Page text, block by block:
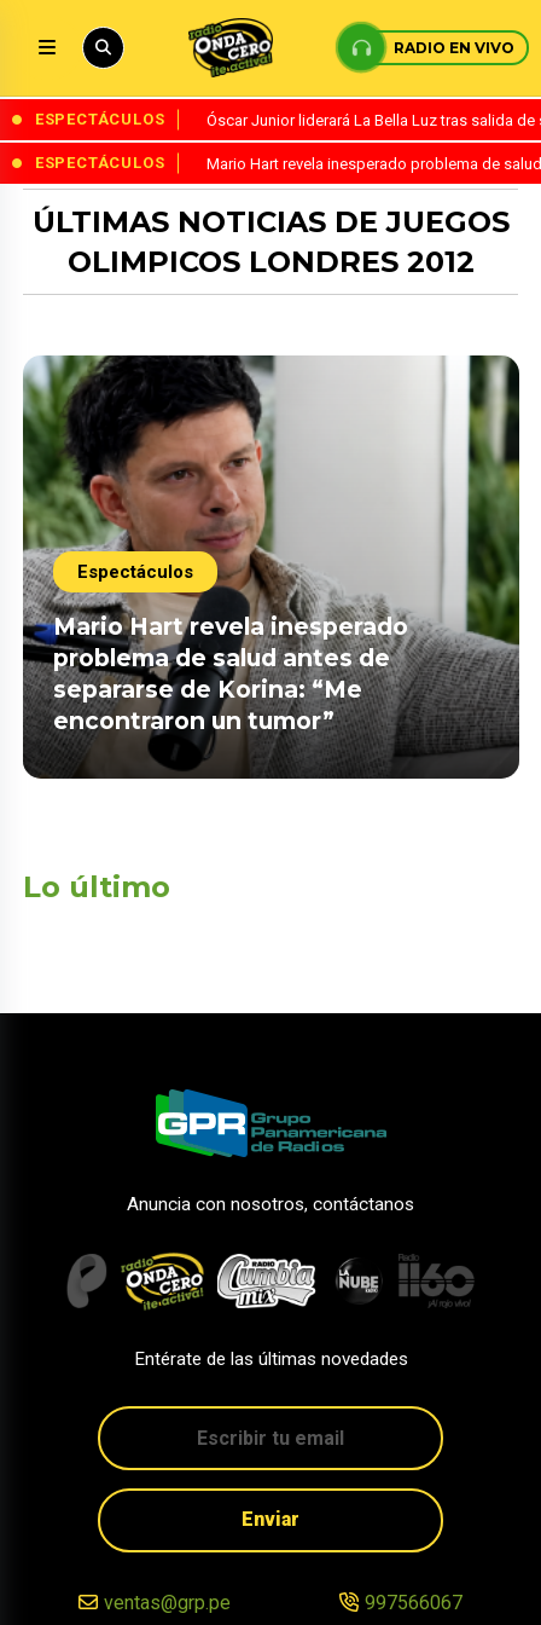
RADIO EN VIVO
ESPECTÁCULOS Óscar Junior liderará La Bella Luz tras salida
ESPECTÁCULOS Mario Hart revela inesperado problema de
ÚLTIMAS NOTICIAS DE JUEGOS
OLIMPICOS LONDRES 2012
Espectáculos
Mario Hart revela inesperado
problema de salud antes de
separarse de Korina: “Me
encontraron un tumor”
Lo último
Anuncia con nosotros, contáctanos
Entérate de las últimas novedades
Enviar
ventas@grp.pe 997566067